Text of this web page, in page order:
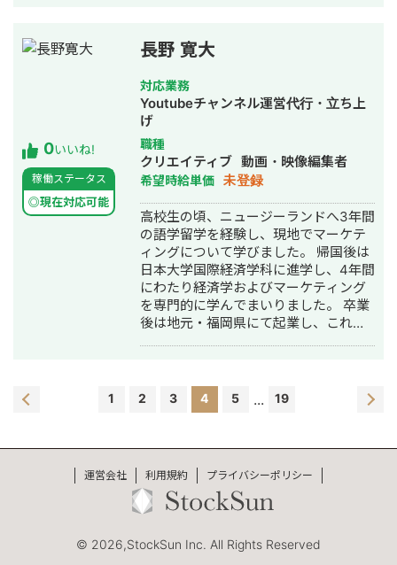
て、単月で最高売上500万円を記録。
・複数の道場プロダクトを横断して事
業運営。 コスト構造分析、パイプライ
ン精査、価格の見直しまで担当。 ・他
社スクール事業との紹介提携スキーム
を設計。クローズドなアフィリエイト
型として制度化し、既存の自然流入を
収益化できる形に再整備。 #AIエージ
ェント実装/Claude活用支援 ・「AIブ
ートキャンプ」など、経営層・営業・
管理部部門マネージャー向けセミナー
の企画・コピーライティングを担当。
■主な経験業界 ・IT/スキル系スクール
事業(動画編集・LINE 等) ・AI活用支援
・Webマーケ支援(toB中心) ・コンサル
ティング(システム開発上流〜下流工程
のPM/PMO)
0いいね!
稼働ステータス
◎現在対応可能
長野 寛大
対応業務
Youtubeチャンネル運営代行・立ち上
げ
職種
クリエイティブ 動画・映像編集者
希望時給単価 未登録
高校生の頃、ニュージーランドへ3年間
の語学留学を経験し、現地でマーケテ
ィングについて学びました。 帰国後は
日本大学国際経済学科に進学し、4年間
にわたり経済学およびマーケティング
を専門的に学んでまいりました。 卒業
後は地元・福岡県にて起業し、これま
利といわれる状況から、SNS戦略を通
じて当選へ導いた実績があり、「SNS
材を受けた経験もございます。 得意分
野は、求人動画・集客動画の企画制作
に加え、企業経営者様やご担当者様の
インフルエンサー化支援です。SNSを
活用した認知拡大から集客、採用ま
で、一貫したサポートを強みとしてお
ります。
1 2 3 4 5 ... 19
運営会社 利用規約 プライバシーポリシー
© 2026,StockSun Inc. All Rights Reserved